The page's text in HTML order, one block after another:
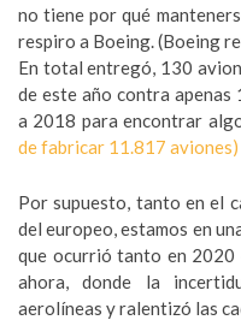
no tiene por qué
respiro a Boeing. (Boeing
En total entregó, 130
de este año contra apenas
a 2018 para encontrar
de fabricar 11.817 aviones)
Por supuesto, tanto en el
del europeo, estamos en
que ocurrió tanto en 2020
ahora, donde la
aerolíneas y ralentizó las